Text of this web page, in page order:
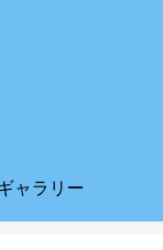
ャラリー